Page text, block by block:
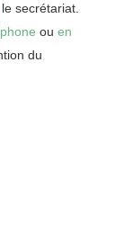
le secrétariat.
ou en
du